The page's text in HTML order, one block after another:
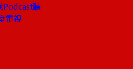
Podcast聽
電視